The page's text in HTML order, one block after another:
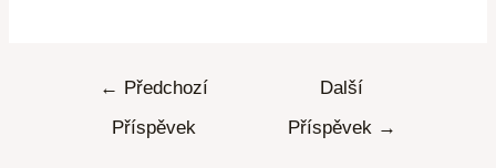
← Předchozí
Příspěvek
Další
Příspěvek →